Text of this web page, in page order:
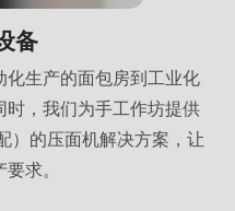
备
化生产的面包房到工业化
时，我们为手工作坊提供
）的压面机解决方案，让
求。